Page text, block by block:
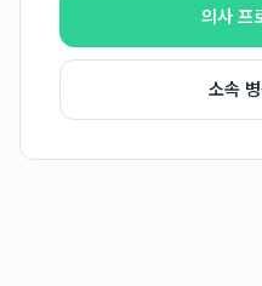
의사 프
소속